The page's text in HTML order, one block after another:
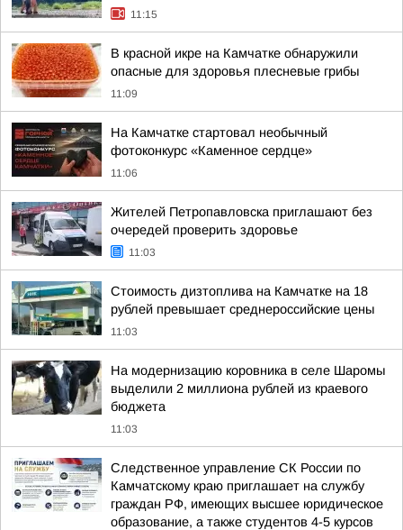
11:15
В красной икре на Камчатке обнаружили
опасные для здоровья плесневые грибы
11:09
На Камчатке стартовал необычный
фотоконкурс «Каменное сердце»
11:06
Жителей Петропавловска приглашают без
очередей проверить здоровье
11:03
Стоимость дизтоплива на Камчатке на 18
рублей превышает среднероссийские цены
11:03
На модернизацию коровника в селе Шаромы
выделили 2 миллиона рублей из краевого
бюджета
11:03
Следственное управление СК России по
Камчатскому краю приглашает на службу
граждан РФ, имеющих высшее юридическое
образование, а также студентов 4-5 курсов